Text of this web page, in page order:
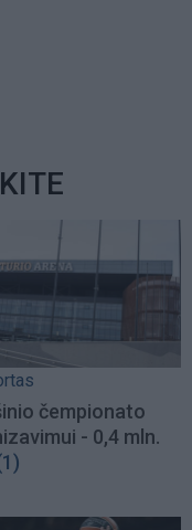
čempionato
- 0,4 mln.